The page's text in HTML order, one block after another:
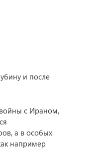
и после
с Ираном,
а в особых
например